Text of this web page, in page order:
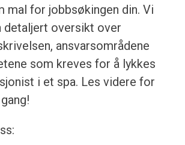
mal for jobbsøkingen din. Vi
detaljert oversikt over
ansvarsområdene
som kreves for å lykkes
i et spa. Les videre for